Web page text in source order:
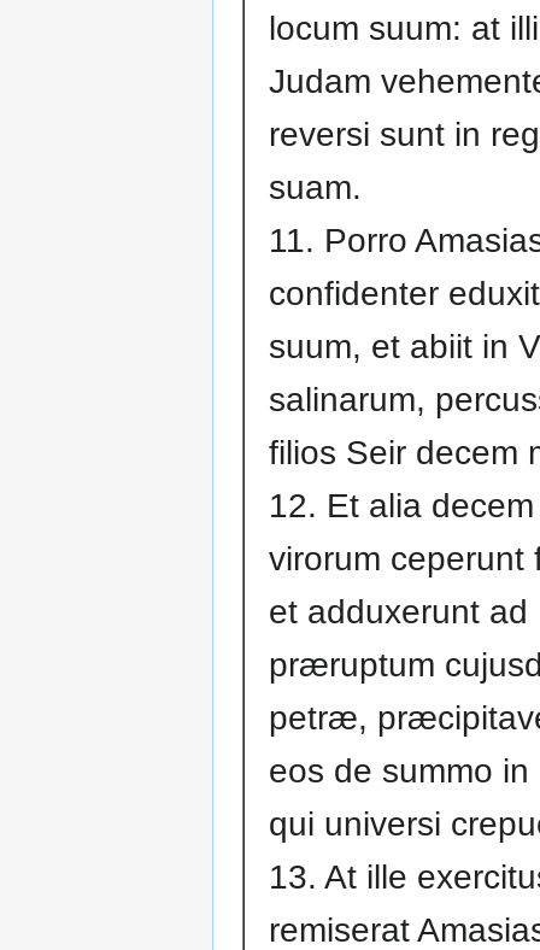
locum suum: at
Judam
reversi sunt in
suam.
11. Porro
confidenter
suum, et abiit in
salinarum,
filios Seir decem
12. Et alia
virorum ceperunt
et adduxerunt ad
præruptum
petræ,
eos de summo
qui universi
13. At ille
remiserat